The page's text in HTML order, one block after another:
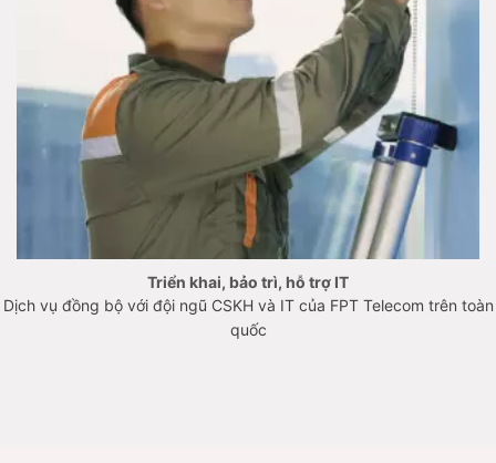
​​Triển khai, bảo trì, hỗ trợ IT
Dịch vụ đồng bộ với đội ngũ CSKH và IT của FPT Telecom trên toàn
quốc